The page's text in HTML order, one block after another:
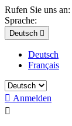
Rufen Sie uns an:
Sprache:
Deutsch 
Deutsch
Français
 Anmelden
